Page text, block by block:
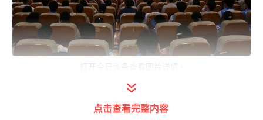
点击查看完整内容